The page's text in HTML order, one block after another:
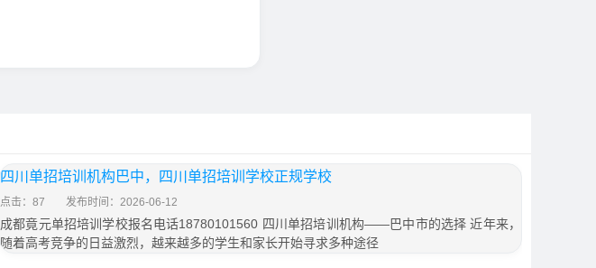
四川单招培训机构巴中，四川单招培训学校正规学校
点击：87 发布时间：2026-06-12
成都竟元单招培训学校报名电话18780101560 四川单招培训机构——巴中市的选择 近年来，
随着高考竞争的日益激烈，越来越多的学生和家长开始寻求多种途径